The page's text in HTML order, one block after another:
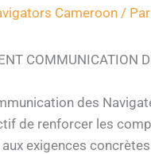
Cameroon / Par
COMMUNICATION
des
de renforcer les
exigences